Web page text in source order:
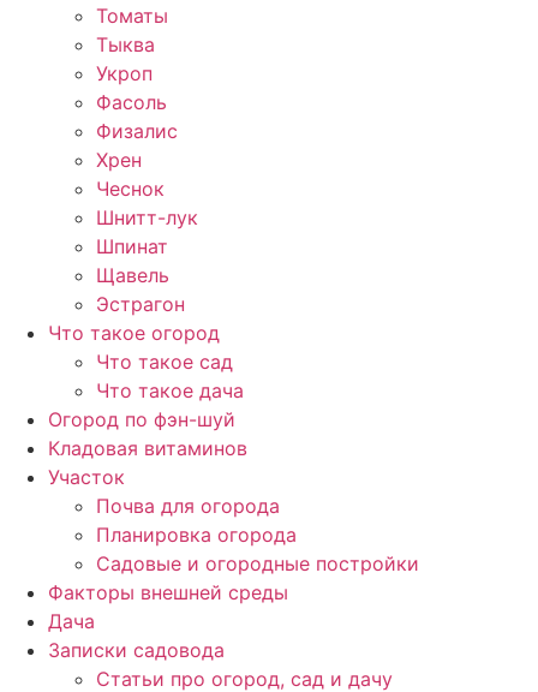
Томаты
Тыква
Укроп
Фасоль
Физалис
Хрен
Чеснок
Шнитт-лук
Шпинат
Щавель
Эстрагон
Что такое огород
Что такое сад
Что такое дача
Огород по фэн-шуй
Кладовая витаминов
Участок
Почва для огорода
Планировка огорода
Садовые и огородные постройки
Факторы внешней среды
Дача
Записки садовода
Статьи про огород, сад и дачу